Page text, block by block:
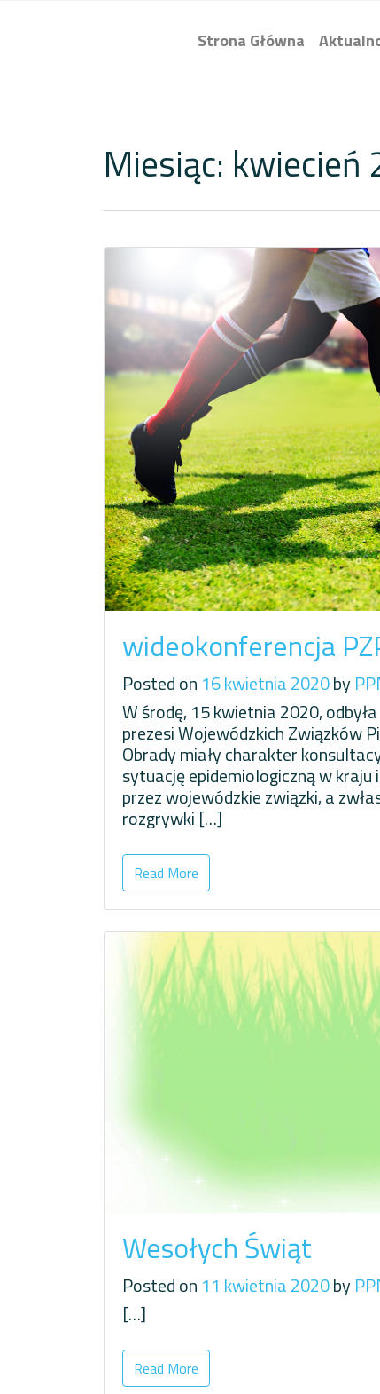
Strona Główna
Miesiąc: kwiecień
wideokonferencja
Posted on 16 kwietnia 2020by
W środę, 15 kwietnia 2020,
prezesi Wojewódzkich Związków
Obrady miały charakter
sytuację epidemiologiczną w kraju
przez wojewódzkie związki, a
rozgrywki […]
Read More
Wesołych Świąt
Posted on 11 kwietnia 2020by
[…]
Read More